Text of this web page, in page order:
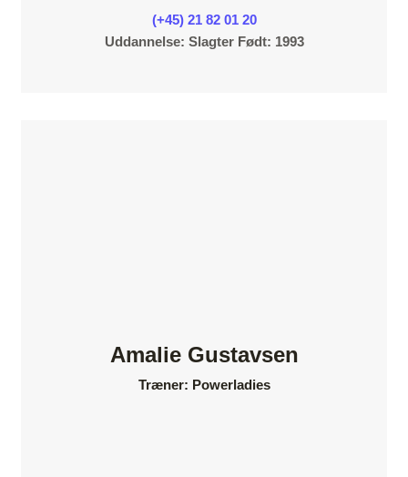
(+45) 21 82 01 20
Uddannelse: Slagter Født: 1993
Amalie Gustavsen
Træner: Powerladies